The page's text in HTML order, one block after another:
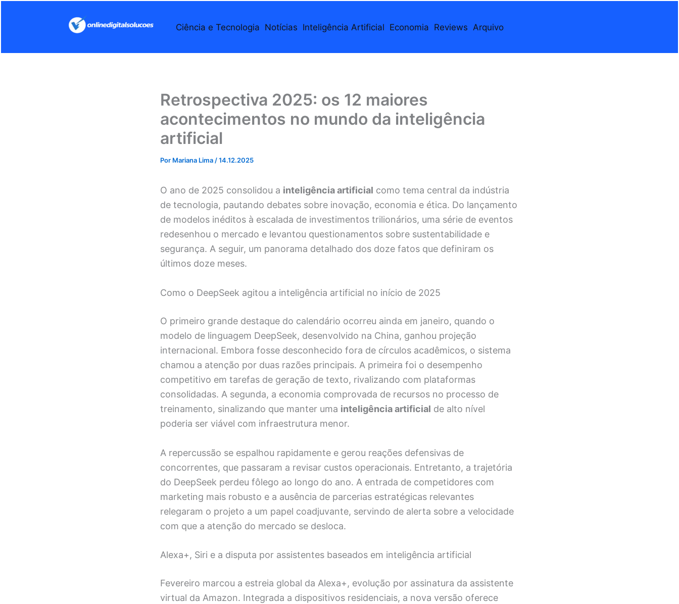
conteúdo
Ciência e Tecnologia Notícias Inteligência Artificial Economia Reviews Arquivo
Retrospectiva 2025: os 12 maiores
acontecimentos no mundo da inteligência
artificial
Por Mariana Lima /14.12.2025
O ano de 2025 consolidou a inteligência artificial como tema central da indústria
de tecnologia, pautando debates sobre inovação, economia e ética. Do lançamento
de modelos inéditos à escalada de investimentos trilionários, uma série de eventos
redesenhou o mercado e levantou questionamentos sobre sustentabilidade e
segurança. A seguir, um panorama detalhado dos doze fatos que definiram os
últimos doze meses.
Como o DeepSeek agitou a inteligência artificial no início de 2025
O primeiro grande destaque do calendário ocorreu ainda em janeiro, quando o
modelo de linguagem DeepSeek, desenvolvido na China, ganhou projeção
internacional. Embora fosse desconhecido fora de círculos acadêmicos, o sistema
chamou a atenção por duas razões principais. A primeira foi o desempenho
competitivo em tarefas de geração de texto, rivalizando com plataformas
consolidadas. A segunda, a economia comprovada de recursos no processo de
treinamento, sinalizando que manter uma inteligência artificial de alto nível
poderia ser viável com infraestrutura menor.
A repercussão se espalhou rapidamente e gerou reações defensivas de
concorrentes, que passaram a revisar custos operacionais. Entretanto, a trajetória
do DeepSeek perdeu fôlego ao longo do ano. A entrada de competidores com
marketing mais robusto e a ausência de parcerias estratégicas relevantes
relegaram o projeto a um papel coadjuvante, servindo de alerta sobre a velocidade
com que a atenção do mercado se desloca.
Alexa+, Siri e a disputa por assistentes baseados em inteligência artificial
Fevereiro marcou a estreia global da Alexa+, evolução por assinatura da assistente
virtual da Amazon. Integrada a dispositivos residenciais, a nova versão oferece